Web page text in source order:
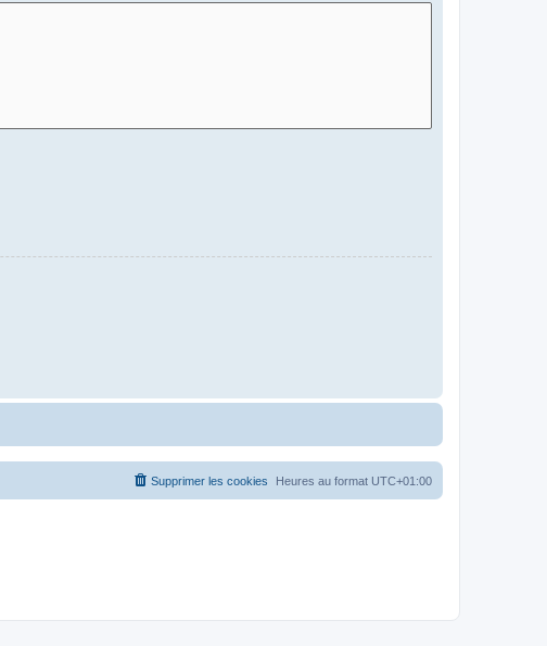
Heures au format UTC+01:00
Supprimer les cookies